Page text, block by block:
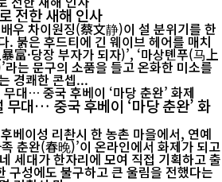
전한 새해 인사
우 차이원징(蔡文静)이 설 분위기를 한
. 붉은 후드티에 긴 웨이브 헤어를 매치
富·당장 부자가 되자)’, ‘마상톈푸(马上
라는 문구의 소품을 들고 온화한 미소를
경쾌한 콘셉...
무대… 중국 후베이 ‘마당 춘완’ 화
베이성 리촨시 한 농촌 마을에서, 연예
춘완(春晚)’이 온라인에서 화제가 되고
세대가 한자리에 모여 직접 기획하고 출
구성에도 불구하고 큰 울림을 전했다는